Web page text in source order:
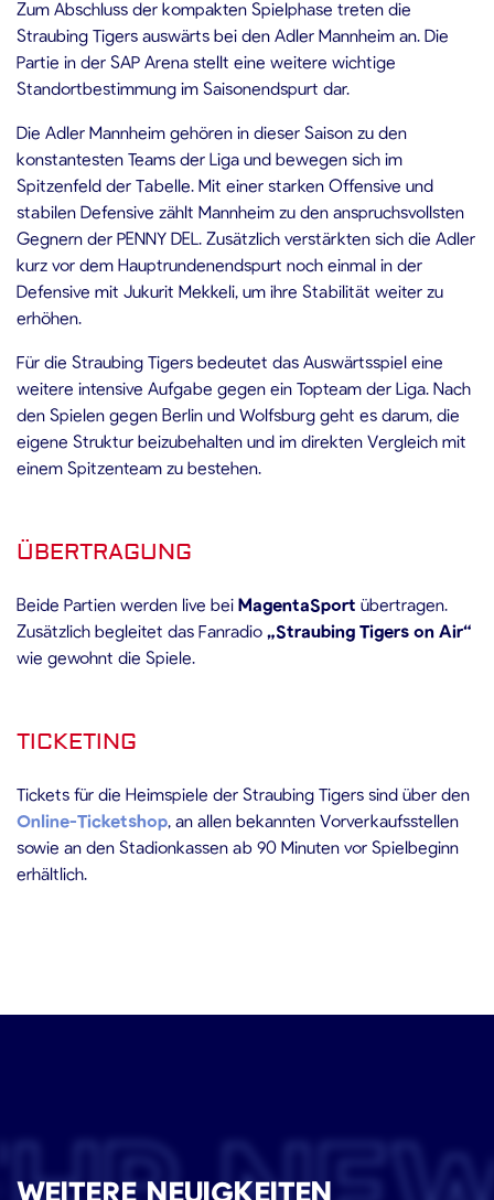
Zum Abschluss der kompakten Spielphase treten die
Straubing Tigers auswärts bei den Adler Mannheim an. Die
Partie in der SAP Arena stellt eine weitere wichtige
Standortbestimmung im Saisonendspurt dar.
Die Adler Mannheim gehören in dieser Saison zu den
konstantesten Teams der Liga und bewegen sich im
Spitzenfeld der Tabelle. Mit einer starken Offensive und
stabilen Defensive zählt Mannheim zu den anspruchsvollsten
Gegnern der PENNY DEL. Zusätzlich verstärkten sich die Adler
kurz vor dem Hauptrundenendspurt noch einmal in der
Defensive mit Jukurit Mekkeli, um ihre Stabilität weiter zu
erhöhen.
Für die Straubing Tigers bedeutet das Auswärtsspiel eine
weitere intensive Aufgabe gegen ein Topteam der Liga. Nach
den Spielen gegen Berlin und Wolfsburg geht es darum, die
eigene Struktur beizubehalten und im direkten Vergleich mit
einem Spitzenteam zu bestehen.
ÜBERTRAGUNG
Beide Partien werden live bei MagentaSport übertragen.
Zusätzlich begleitet das Fanradio „Straubing Tigers on Air“
wie gewohnt die Spiele.
TICKETING
Tickets für die Heimspiele der Straubing Tigers sind über den
Online-Ticketshop, an allen bekannten Vorverkaufsstellen
sowie an den Stadionkassen ab 90 Minuten vor Spielbeginn
erhältlich.
WEITERE NEUIGKEITEN